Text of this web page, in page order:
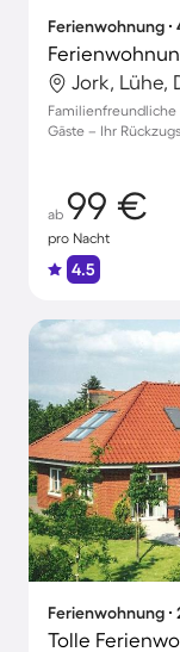
Ferienwohnung ∙
Jork, Lühe,
Gäste – Ihr
ab 99 €
pro Nacht
4.5
Ferienwohnung ∙